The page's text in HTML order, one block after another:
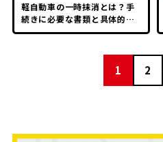
軽自動車の一時抹消とは？手
続きに必要な書類と具体的な
流れを紹介
1 2